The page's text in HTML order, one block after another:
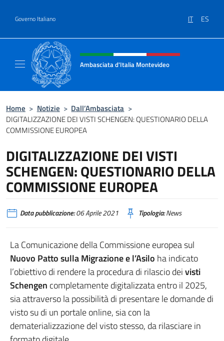
Governo Italiano IT ES
Intestazione sito, social e menù
Ambasciata d'Italia Montevideo
Home > Notizie > Dall’Ambasciata >
DIGITALIZZAZIONE DEI VISTI SCHENGEN: QUESTIONARIO DELLA
COMMISSIONE EUROPEA
DIGITALIZZAZIONE DEI VISTI
SCHENGEN: QUESTIONARIO DELLA
COMMISSIONE EUROPEA
Data pubblicazione:06 Aprile 2021 Tipologia:News
La Comunicazione della Commissione europea sul
Nuovo Patto sulla Migrazione e l’Asilo ha indicato
l’obiettivo di rendere la procedura di rilascio deivisti
Schengen completamente digitalizzata entro il 2025,
sia attraverso la possibilità di presentare le domande di
visto su di un portale online, sia con la
dematerializzazione del visto stesso, da rilasciare in